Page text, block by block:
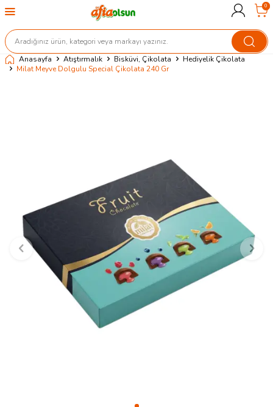
0
Anasayfa Atıştırmalık Bisküvi, Çikolata
Hediyelik Çikolata
Milat Meyve Dolgulu Special Çikolata 240 Gr